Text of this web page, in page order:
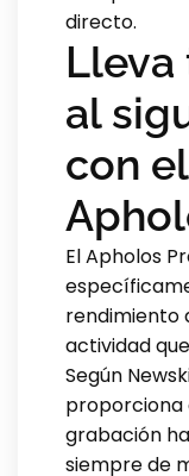
directo.
Lleva
al
con
El Apholos
rendimiento
actividad
Según
proporciona
grabación
siempre de